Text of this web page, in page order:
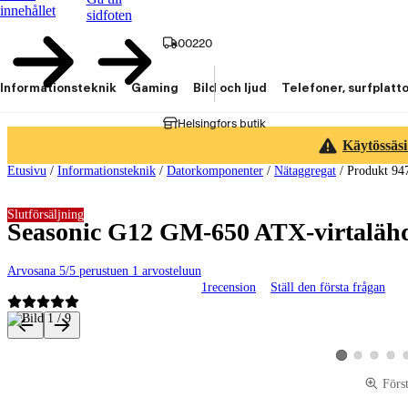
innehållet
sidfoten
00220
Helsingfors butik
Informationsteknik Gaming Bild och ljud Telefoner,
Etusivu / Informationsteknik / Datorkomponenter / Nätaggregat / Produkt
Seasonic G12 GM-650 ATX-
Arvosana 5/5 perustuen 1 arvosteluun
1recension Ställ den första frågan
Slutförsäljning
Produktbilder och videor
Visa produktbild
Visa produktbild
Visa Visa